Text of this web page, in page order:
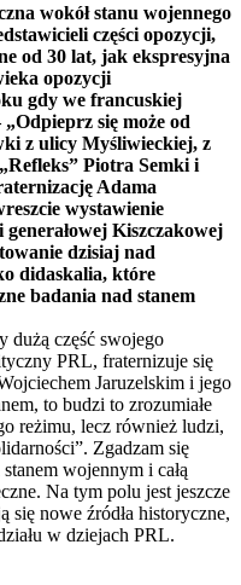
wokół stanu wojennego
części opozycji,
od 30 lat, jak ekspresyjna
opozycji
gdy we francuskiej
się może od
z ulicy Myśliwieckiej, z
Piotra Semki i
Adama
wystawienie
Kiszczakowej
dzisiaj nad
didaskalia, które
badania nad stanem
dużą część swojego
PRL, fraternizuje się
Jaruzelskim i jego
to budzi to zrozumiałe
reżimu, lecz również ludzi,
Zgadzam się
wojennym i całą
Na tym polu jest jeszcze
się nowe źródła historyczne,
w dziejach PRL.